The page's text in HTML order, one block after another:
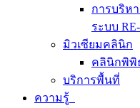
การบริห
ระบบ
มิวเซียมคลินิก
คลินิกพิ
บริการพื้นที่
ความรู้